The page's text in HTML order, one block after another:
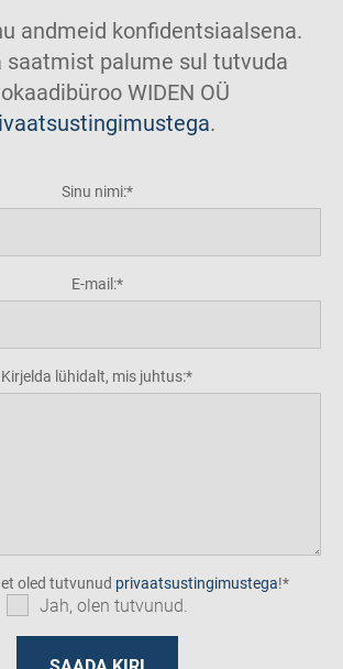
andmeid konfidentsiaalsena.
saatmist palume sul tutvuda
WIDEN OÜ
.
Sinu nimi:
E-mail:
Kirjelda lühidalt, mis juhtus:
oled tutvunud privaatsustingimustega!
Jah, olen tutvunud.